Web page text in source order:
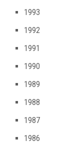
1993
1992
1991
1990
1989
1988
1987
1986